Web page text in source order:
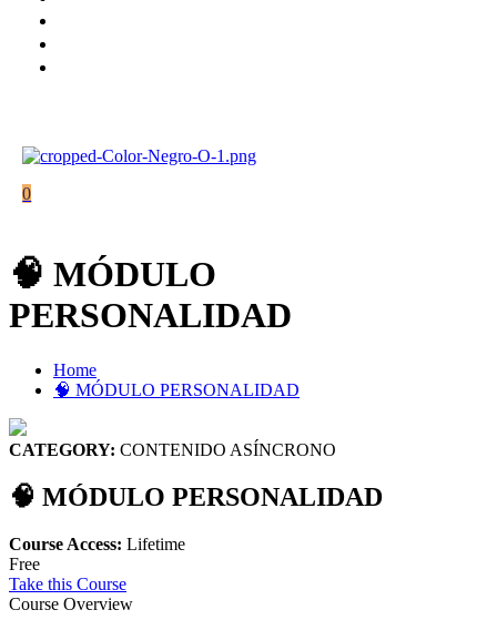
0
🧠 MÓDULO
PERSONALIDAD
Home
🧠 MÓDULO PERSONALIDAD
CATEGORY: CONTENIDO ASÍNCRONO
🧠 MÓDULO PERSONALIDAD
Course Access: Lifetime
Free
Take this Course
Course Overview